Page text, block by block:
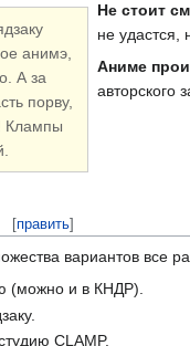
анимэ,
А за
порву,
Клампы
Не стоит
не удастся,
Аниме
авторского
[править]
вариантов все
(можно и в КНДР).
CLAMP.